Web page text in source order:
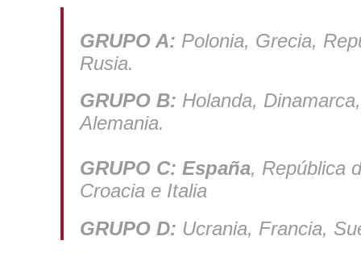
GRUPO A: Polonia, Grecia,
Rusia.
GRUPO B: Holanda,
Alemania.
GRUPO C: España, República
Croacia e Italia
GRUPO D: Ucrania, Francia,